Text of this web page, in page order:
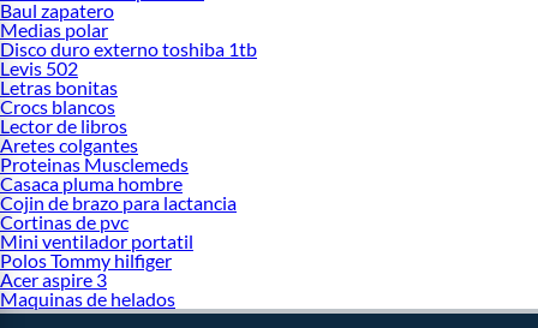
Baul zapatero
Medias polar
Disco duro externo toshiba 1tb
Levis 502
Letras bonitas
Crocs blancos
Lector de libros
Aretes colgantes
Proteinas Musclemeds
Casaca pluma hombre
Cojin de brazo para lactancia
Cortinas de pvc
Mini ventilador portatil
Polos Tommy hilfiger
Acer aspire 3
Maquinas de helados